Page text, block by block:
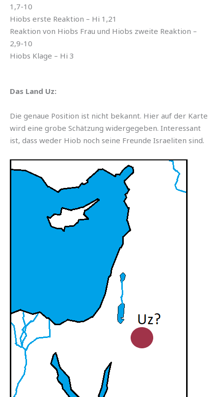
1,7-10
Hiobs erste Reaktion – Hi 1,21
Reaktion von Hiobs Frau und Hiobs zweite Reaktion –
2,9-10
Hiobs Klage – Hi 3
Das Land Uz:
Die genaue Position ist nicht bekannt. Hier auf der Karte
wird eine grobe Schätzung widergegeben. Interessant
ist, dass weder Hiob noch seine Freunde Israeliten sind.